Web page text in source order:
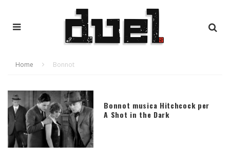
Home Bonnot
Bonnot musica Hitchcock per
A Shot in the Dark